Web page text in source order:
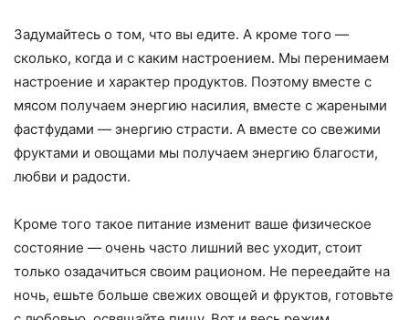
Задумайтесь о том, что вы едите. А кроме того —
сколько, когда и с каким настроением. Мы перенимаем
настроение и характер продуктов. Поэтому вместе с
мясом получаем энергию насилия, вместе с жареными
фастфудами — энергию страсти. А вместе со свежими
фруктами и овощами мы получаем энергию благости,
любви и радости.
Кроме того такое питание изменит ваше физическое
состояние — очень часто лишний вес уходит, стоит
только озадачиться своим рационом. Не переедайте на
ночь, ешьте больше свежих овощей и фруктов, готовьте